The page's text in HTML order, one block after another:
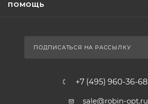
ПОМОЩЬ
ПОДПИСАТЬСЯ НА РАССЫЛКУ
+7 (495) 960-36-68
sale@robin-opt.ru